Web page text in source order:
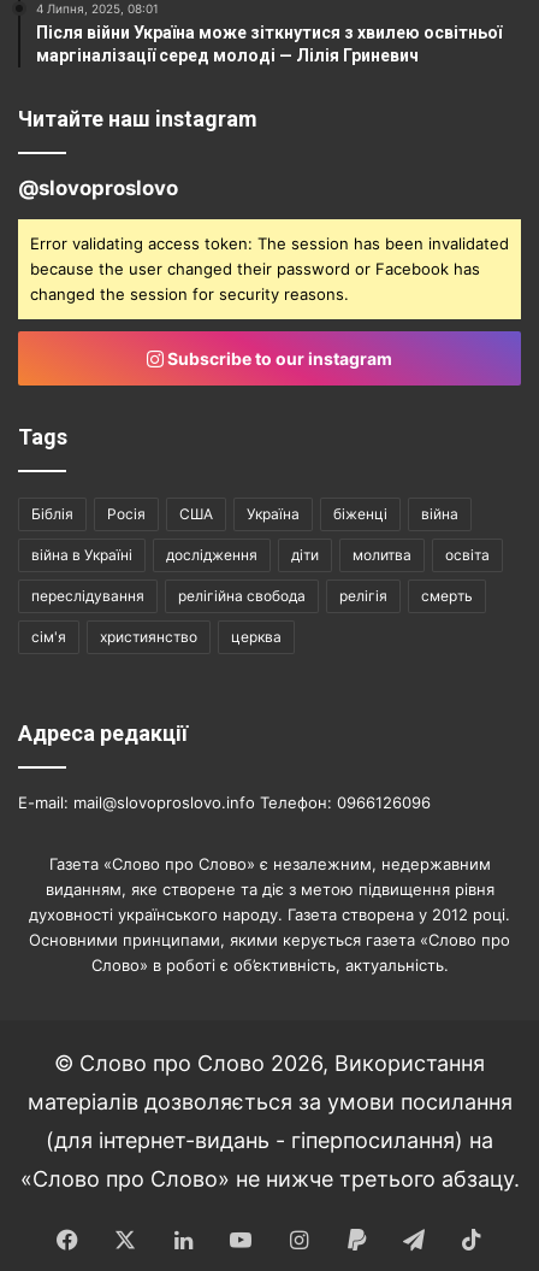
4 Липня, 2025, 08:01
Після війни Україна може зіткнутися з хвилею освітньої
маргіналізації серед молоді — Лілія Гриневич
Читайте наш instagram
@slovoproslovo
Error validating access token: The session has been invalidated
because the user changed their password or Facebook has
changed the session for security reasons.
Subscribe to our instagram
Tags
Біблія Росія США Україна біженці війна
війна в Україні дослідження діти молитва освіта
переслідування релігійна свобода релігія смерть
сім'я християнство церква
Адреса редакції
E-mail: mail@slovoproslovo.info Телефон: 0966126096
Газета «Слово про Слово» є незалежним, недержавним
виданням, яке створене та діє з метою підвищення рівня
духовності українського народу. Газета створена у 2012 році.
Основними принципами, якими керується газета «Слово про
Слово» в роботі є об’єктивність, актуальність.
© Слово про Слово 2026, Використання
матеріалів дозволяється за умови посилання
(для інтернет-видань - гіперпосилання) на
«Слово про Слово» не нижче третього абзацу.
Facebook LinkedInYouTubeInstagram
Paypal Telegram